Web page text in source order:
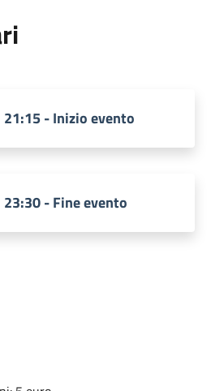
21:15 - Inizio evento
23:30 - Fine evento